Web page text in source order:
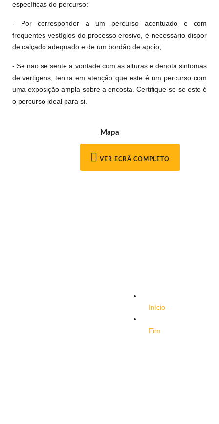
específicas do percurso:
- Por corresponder a um percurso acentuado e com
frequentes vestígios do processo erosivo, é necessário dispor
de calçado adequado e de um bordão de apoio;
- Se não se sente à vontade com as alturas e denota sintomas
de vertigens, tenha em atenção que este é um percurso com
uma exposição ampla sobre a encosta. Certifique-se se este é
o percurso ideal para si.
Mapa
VER ECRÃ COMPLETO
Início
Fim